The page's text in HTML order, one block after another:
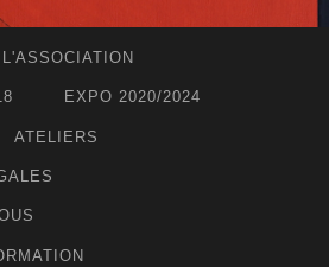
L'ASSOCIATION
EXPO 2020/2024
ATELIERS